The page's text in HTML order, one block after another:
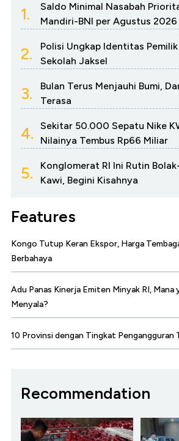
1.
Saldo Minimal Nasabah
Mandiri-BNI per Agustus 2026
2.
Polisi Ungkap Identitas
Sekolah Jaksel
3.
Bulan Terus Menjauhi Bumi,
Terasa
4.
Sekitar 50.000 Sepatu Nike
Nilainya Tembus Rp66 Miliar
5.
Konglomerat RI Ini Rutin
Kawi, Begini Kisahnya
Features
Kongo Tutup Keran Ekspor, Harga
Berbahaya
Adu Panas Kinerja Emiten Minyak RI, Mana
Menyala?
10 Provinsi dengan Tingkat Pengangguran
Recommendation